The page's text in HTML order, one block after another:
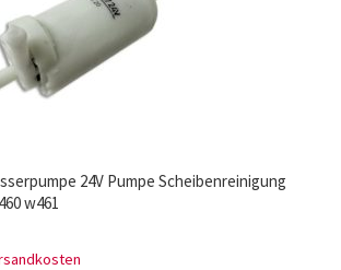
24V Pumpe Scheibenreinigung
w461